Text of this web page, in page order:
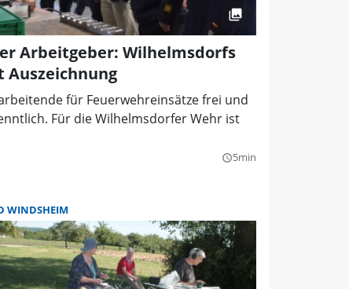
Arbeitgeber: Wilhelmsdorfs
Auszeichnung
für Feuerwehreinsätze frei und
Für die Wilhelmsdorfer Wehr ist
query_builder5min
WINDSHEIM